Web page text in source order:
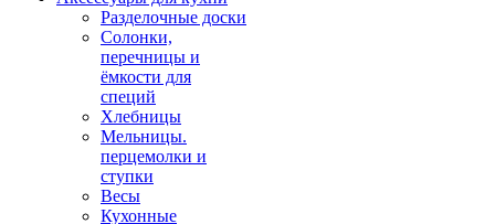
Разделочные доски
Солонки,
перечницы и
ёмкости для
специй
Хлебницы
Мельницы.
перцемолки и
ступки
Весы
Кухонные